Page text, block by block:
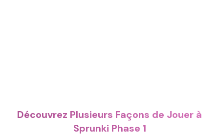
Découvrez Plusieurs Façons de Jouer à
Sprunki Phase 1